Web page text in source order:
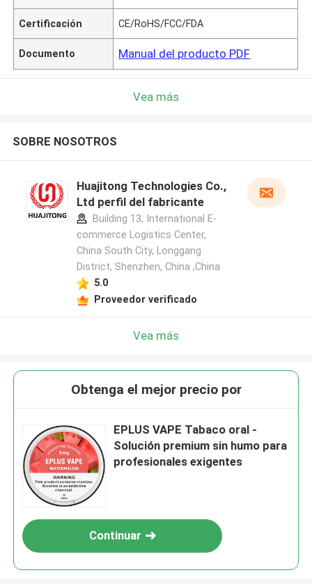
Certificación CE/RoHS/FCC/FDA
Documento Manual del producto PDF
Vea más
SOBRE NOSOTROS
Huajitong Technologies Co.,
Ltd perfil del fabricante
Building 13, International E-
commerce Logistics Center,
China South City, Longgang
District, Shenzhen, China ,China
5.0
Proveedor verificado
Vea más
Obtenga el mejor precio por
EPLUS VAPE Tabaco oral -
Solución premium sin humo para
profesionales exigentes
Continuar